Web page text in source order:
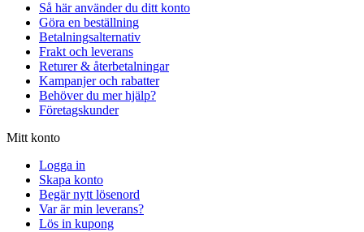
Så här använder du ditt konto
Göra en beställning
Betalningsalternativ
Frakt och leverans
Returer & återbetalningar
Kampanjer och rabatter
Behöver du mer hjälp?
Företagskunder
Mitt konto
Logga in
Skapa konto
Begär nytt lösenord
Var är min leverans?
Lös in kupong